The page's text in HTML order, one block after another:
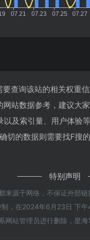
查询该站的相关权重
网站数据参考，建议大
及索引量、用户体验
切的数据则需要找F搜
特别声明
来源于网络，不保证外部
，在2024年6月23日 下
站管理员进行删除，星海